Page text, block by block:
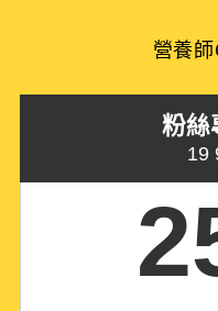
營養
粉絲
19